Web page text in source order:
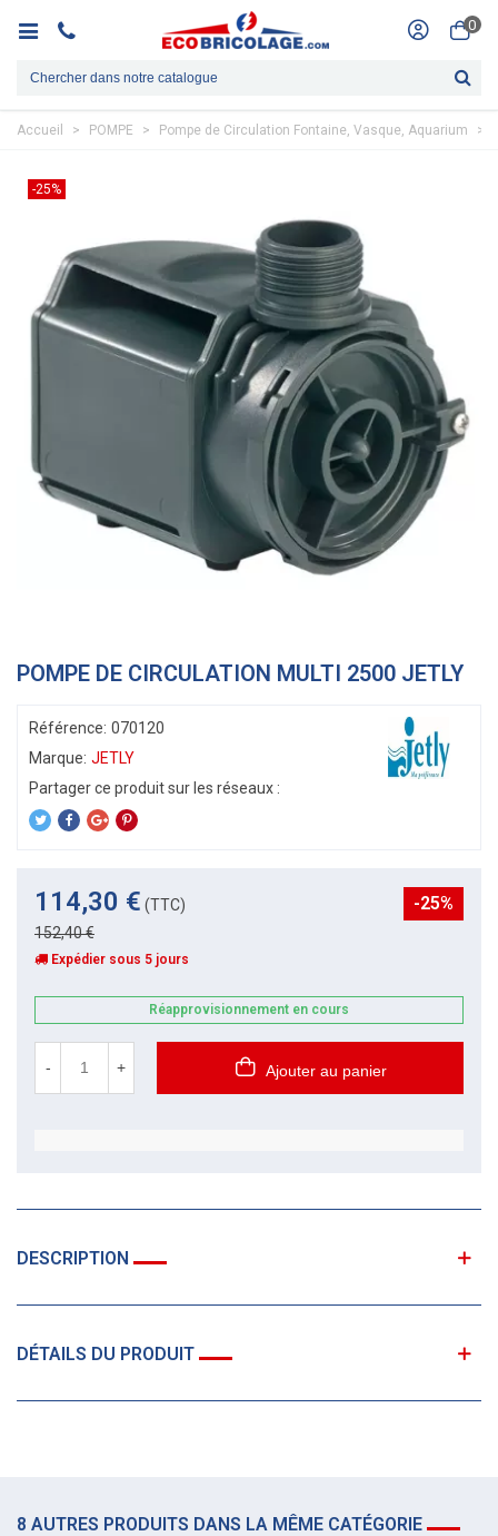
0
Accueil > POMPE > Pompe de Circulation Fontaine, Vasque, Aquarium >
-25%
POMPE DE CIRCULATION MULTI 2500 JETLY
Référence: 070120
Marque: JETLY
114,30 € (TTC)
152,40 €
-25%
Expédier sous 5 jours
Réapprovisionnement en cours
- + Ajouter au panier
DESCRIPTION
DÉTAILS DU PRODUIT
8 AUTRES PRODUITS DANS LA MÊME CATÉGORIE